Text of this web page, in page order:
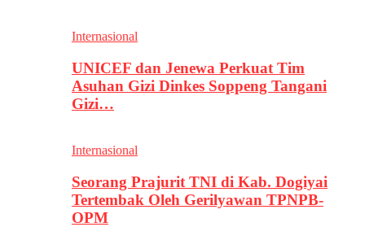
Internasional
UNICEF dan Jenewa Perkuat Tim
Asuhan Gizi Dinkes Soppeng Tangani
Gizi…
Internasional
Seorang Prajurit TNI di Kab. Dogiyai
Tertembak Oleh Gerilyawan TPNPB-
OPM